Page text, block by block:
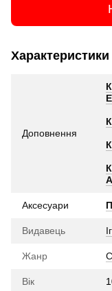
Характеристики
Доповнення
Аксесуари
Видавець
Жанр
Вік